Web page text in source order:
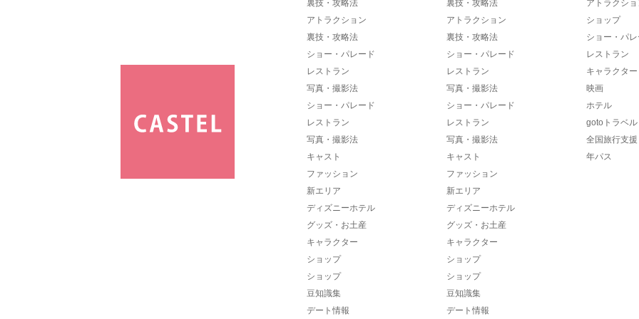
裏技・攻略法
アトラクション
裏技・攻略法
ショー・パレード
レストラン
写真・撮影法
ショー・パレード
レストラン
写真・撮影法
キャスト
ファッション
新エリア
ディズニーホテル
グッズ・お土産
キャラクター
ショップ
ショップ
豆知識集
デート情報
裏技・攻略法
アトラクション
裏技・攻略法
ショー・パレード
レストラン
写真・撮影法
ショー・パレード
レストラン
写真・撮影法
キャスト
ファッション
新エリア
ディズニーホテル
グッズ・お土産
キャラクター
ショップ
ショップ
豆知識集
デート情報
アトラクシ
ショップ
ショー・パ
レストラン
キャラクター
映画
ホテル
gotoトラベル
全国旅行支援
年パス